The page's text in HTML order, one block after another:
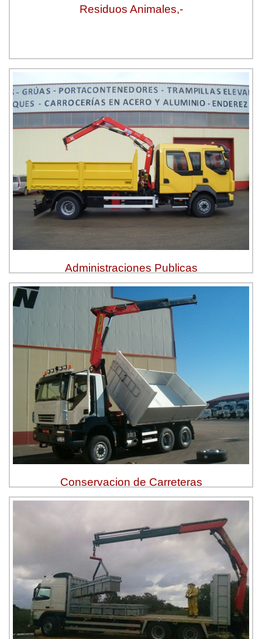
Residuos Animales,-
Administraciones Publicas
Conservacion de Carreteras